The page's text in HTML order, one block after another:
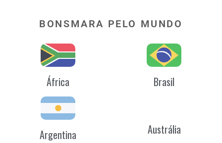
BONSMARA PELO MUNDO
África Brasil
Argentina Austrália